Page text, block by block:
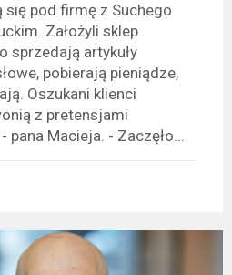
pod firmę z Suchego
Założyli sklep
sprzedają artykuły
pobierają pieniądze,
Oszukani klienci
z pretensjami
pana Macieja. - Zaczęło...